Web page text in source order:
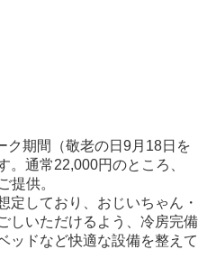
ク期間（敬老の日9月18日を
。通常22,000円のところ、
提供。
定しており、おじいちゃん・
しいただけるよう、冷房完備
ッドなど快適な設備を整えて